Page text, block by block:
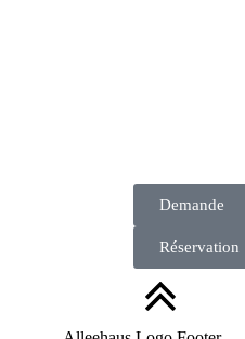
Demande
Réservation